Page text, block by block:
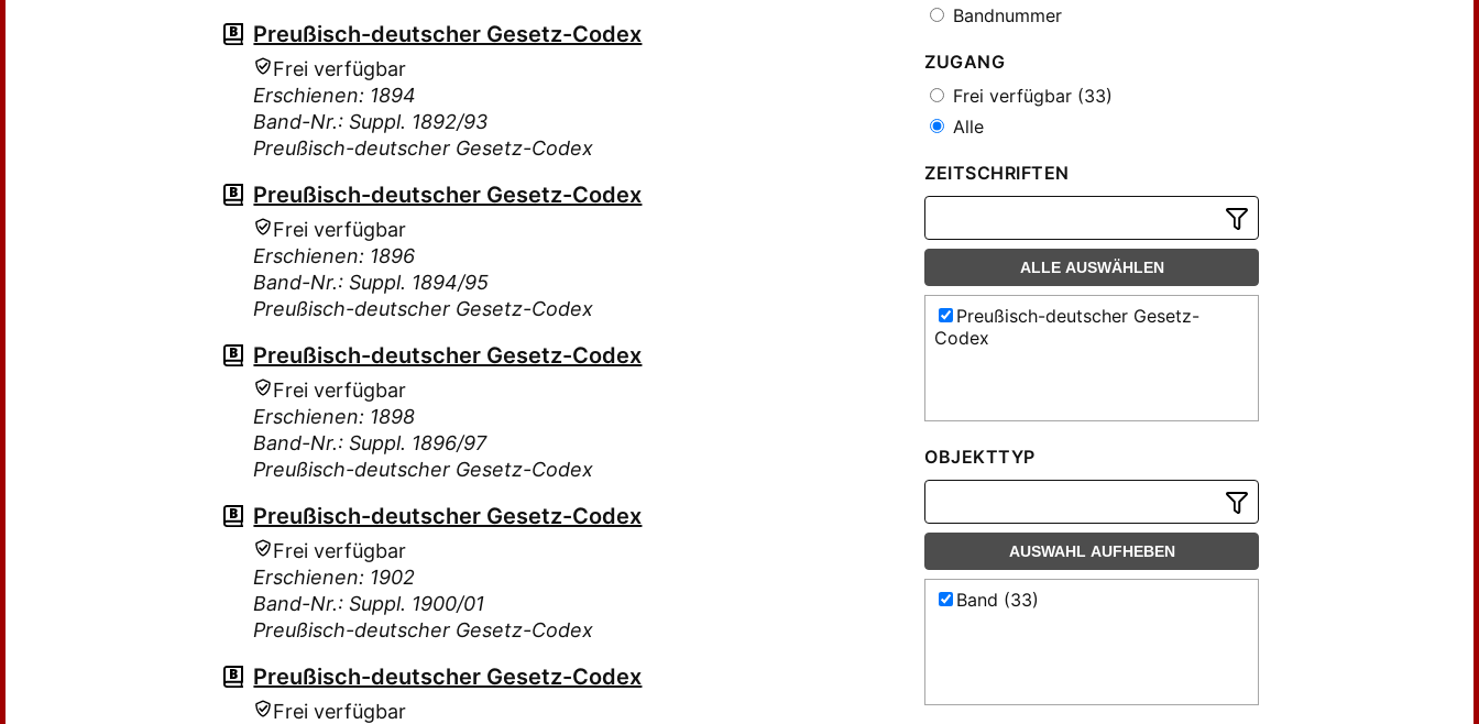
Preußisch-deutscher Gesetz-Codex
Frei verfügbar
Erschienen: 1894
Band-Nr.: Suppl. 1892/93
Preußisch-deutscher Gesetz-Codex
Preußisch-deutscher Gesetz-Codex
Frei verfügbar
Erschienen: 1896
Band-Nr.: Suppl. 1894/95
Preußisch-deutscher Gesetz-Codex
Preußisch-deutscher Gesetz-Codex
Frei verfügbar
Erschienen: 1898
Band-Nr.: Suppl. 1896/97
Preußisch-deutscher Gesetz-Codex
Preußisch-deutscher Gesetz-Codex
Frei verfügbar
Erschienen: 1902
Band-Nr.: Suppl. 1900/01
Preußisch-deutscher Gesetz-Codex
Preußisch-deutscher Gesetz-Codex
Frei verfügbar
Bandnummer
ZUGANG
Frei verfügbar (33)
Alle
ZEITSCHRIFTEN
ALLE AUSWÄHLEN
Preußisch-deutscher Gesetz-
Codex
OBJEKTTYP
AUSWAHL AUFHEBEN
Band (33)